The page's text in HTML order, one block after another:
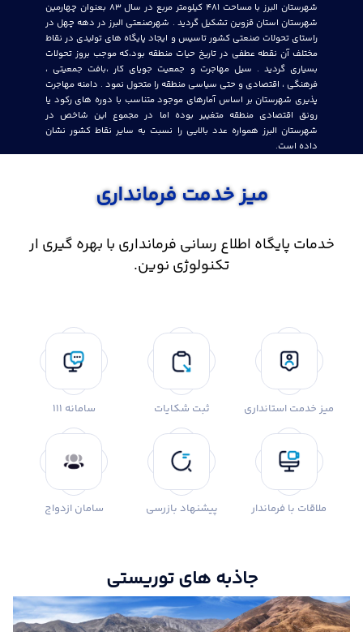
شهرستان البرز با مساحت 481 کیلومتر مربع در سال 83 بعنوان چهارمین
شهرستان استان قزوین تشکیل گردید . شهرصنعتی البرز در دهه چهل در
راستای تحولات صنعتی کشور تاسیس و ایجاد پایگاه های تولیدی در نقاط
مختلف آن نقطه عطفی در تاریخ حیات منطقه بود،که موجب بروز تحولات
بسیاری گردید . سیل مهاجرت و جمعیت جویای کار ،بافت جمعیتی ،
فرهنگی ، اقتصادی و حتی سیاسی منطقه را متحول نمود . دامنه مهاجرت
پذیری شهرستان بر اساس آمارهای موجود متناسب با دوره های رکود یا
رونق اقتصادی منطقه متغییر بوده اما در مجموع این شاخص در
شهرستان البرز همواره عدد بالایی را نسبت به سایر نقاط کشور نشان
داده است.
میز خدمت فرمانداری
خدمات پایگاه اطلاع رسانی فرمانداری با بهره گیری ار
تکنولوژی نوین.
میز خدمت استانداری ثبت شکایات سامانه 111
ملاقات با فرماندار پیشنهاد بازرسی سامان ازدواج
جاذبه های توریستی